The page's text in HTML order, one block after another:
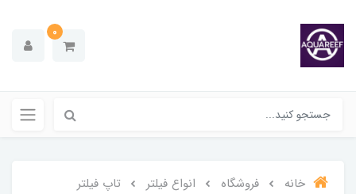
0
خانه فروشگاه انواع فیلتر
تاپ فیلتر